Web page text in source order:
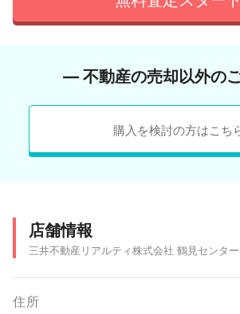
― 不動産の売却以外の
購入を検討の方はこち
店舗情報
三井不動産リアルティ株式会社 鶴見センター
住所